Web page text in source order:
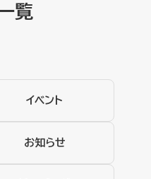
覧
イベント
お知らせ